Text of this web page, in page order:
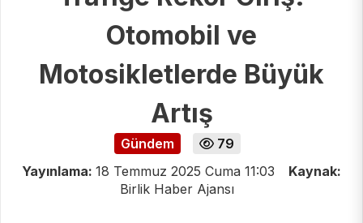
Otomobil ve
Motosikletlerde Büyük
Artış
Gündem
79
Yayınlama: 18 Temmuz 2025 Cuma 11:03
Kaynak:
Birlik Haber Ajansı